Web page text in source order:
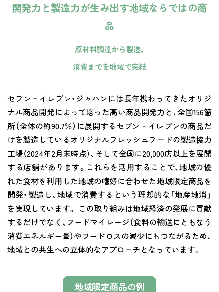
開発力と製造力が生み出す地域ならではの商
品
原材料調達から製造、
消費までを地域で完結
セブン‐イレブン・ジャパンには長年携わってきたオリジ
ナル商品開発によって培った高い商品開発力と、全国156箇
所（全体の約90.7％）に展開するセブン‐イレブンの商品だ
けを製造しているオリジナルフレッシュフードの製造協力
工場（2024年2月末時点）、そして全国に20,000店以上を展開
する店舗があります。これらを活用することで、地域の優
れた食材を利用した地域の嗜好に合わせた地域限定商品を
開発・製造し、地域で消費するという理想的な「地産地消」
を実現しています。 この取り組みは地域経済の発展に貢献
するだけでなく、フードマイレージ（食料の輸送にともなう
消費エネルギー量）やフードロスの減少にもつながるため、
地域との共生への立体的なアプローチとなっています。
地域限定商品の例